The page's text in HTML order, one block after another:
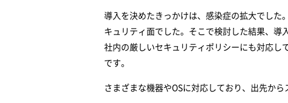
導入を決めたきっかけは、感染症の拡大でした
キュリティ面でした。そこで検討した結果、導
社内の厳しいセキュリティポリシーにも対応し
です。
さまざまな機器やOSに対応しており、出先か